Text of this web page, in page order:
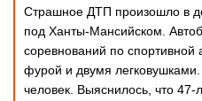
Страшное ДТП произошло в
под Ханты-Мансийском.
соревнований по спортивной
фурой и двумя легковушками.
человек. Выяснилось, что 47-